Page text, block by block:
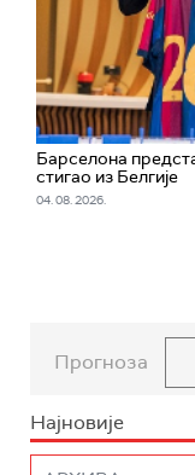
Барселона
стигао из Белгије
04. 08. 2026.
Прогноза
Најновије